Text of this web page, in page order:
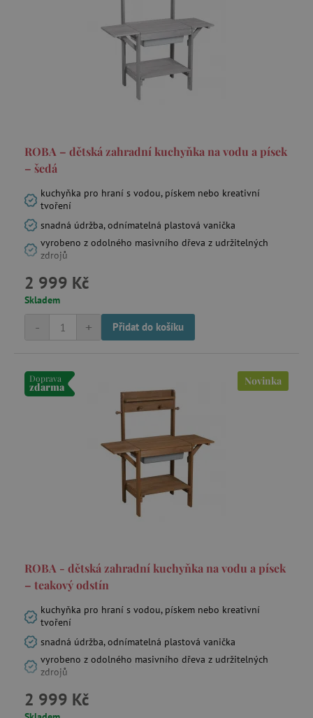
Učící věže a rostoucí židličky
Dětské skříně, police, knihovny
ROBA – dětská zahradní kuchyňka na vodu a písek
– šedá
kuchyňka pro hraní s vodou, pískem nebo kreativní
tvoření
snadná údržba, odnímatelná plastová vanička
vyrobeno z odolného masivního dřeva z udržitelných
zdrojů
2 999 Kč
Skladem
+
- Přidat do košíku
Doprava
zdarma Novinka
ROBA - dětská zahradní kuchyňka na vodu a písek
– teakový odstín
kuchyňka pro hraní s vodou, pískem nebo kreativní
tvoření
snadná údržba, odnímatelná plastová vanička
vyrobeno z odolného masivního dřeva z udržitelných
zdrojů
2 999 Kč